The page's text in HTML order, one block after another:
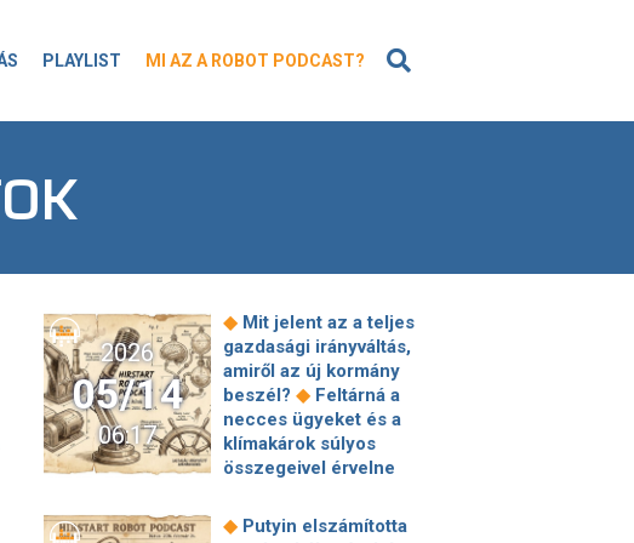
PLAYLIST MI AZ A ROBOT PODCAST?
2026
05/14
06:17
◆ Mit jelent az a teljes
gazdasági irányváltás,
amiről az új kormány
beszél? ◆ Feltárná a
necces ügyeket és a
klímakárok súlyos
összegeivel érvelne
helyettes államtitkára
◆ Putyin elszámította